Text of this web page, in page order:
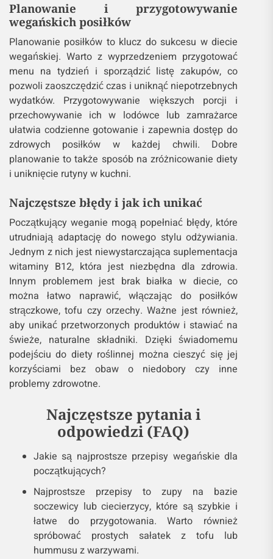
Planowanie i przygotowywanie
wegańskich posiłków
Planowanie posiłków to klucz do sukcesu w diecie
wegańskiej. Warto z wyprzedzeniem przygotować
menu na tydzień i sporządzić listę zakupów, co
pozwoli zaoszczędzić czas i uniknąć niepotrzebnych
wydatków. Przygotowywanie większych porcji i
przechowywanie ich w lodówce lub zamrażarce
ułatwia codzienne gotowanie i zapewnia dostęp do
zdrowych posiłków w każdej chwili. Dobre
planowanie to także sposób na zróżnicowanie diety
i uniknięcie rutyny w kuchni.
Najczęstsze błędy i jak ich unikać
Początkujący weganie mogą popełniać błędy, które
utrudniają adaptację do nowego stylu odżywiania.
Jednym z nich jest niewystarczająca suplementacja
witaminy B12, która jest niezbędna dla zdrowia.
Innym problemem jest brak białka w diecie, co
można łatwo naprawić, włączając do posiłków
strączkowe, tofu czy orzechy. Ważne jest również,
aby unikać przetworzonych produktów i stawiać na
świeże, naturalne składniki. Dzięki świadomemu
podejściu do diety roślinnej można cieszyć się jej
korzyściami bez obaw o niedobory czy inne
problemy zdrowotne.
Najczęstsze pytania i
odpowiedzi (FAQ)
Jakie są najprostsze przepisy wegańskie dla
początkujących?
Najprostsze przepisy to zupy na bazie
soczewicy lub ciecierzycy, które są szybkie i
łatwe do przygotowania. Warto również
spróbować prostych sałatek z tofu lub
hummusu z warzywami.